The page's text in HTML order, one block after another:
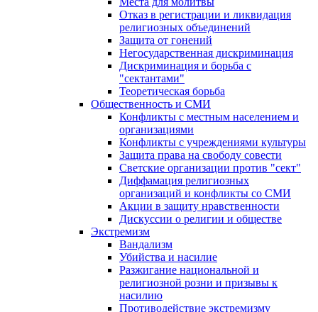
Отказ в регистрации и ликвидация
религиозных объединений
Защита от гонений
Негосударственная дискриминация
Дискриминация и борьба с
"сектантами"
Теоретическая борьба
Общественность и СМИ
Конфликты с местным населением и
организациями
Конфликты с учреждениями культуры
Защита права на свободу совести
Светские организации против "сект"
Диффамация религиозных
организаций и конфликты со СМИ
Акции в защиту нравственности
Дискуссии о религии и обществе
Экстремизм
Вандализм
Убийства и насилие
Разжигание национальной и
религиозной розни и призывы к
насилию
Противодействие экстремизму